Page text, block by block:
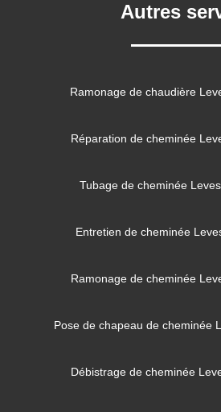
Autres
Ramonage de chaudière
Réparation de cheminée
Tubage de cheminée
Entretien de cheminée
Ramonage de cheminée
Pose de chapeau de cheminée
Débistrage de cheminée